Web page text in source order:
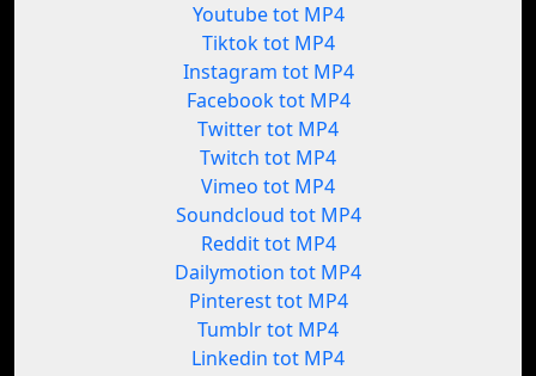
Youtube tot MP4
Tiktok tot MP4
Instagram tot MP4
Facebook tot MP4
Twitter tot MP4
Twitch tot MP4
Vimeo tot MP4
Soundcloud tot MP4
Reddit tot MP4
Dailymotion tot MP4
Pinterest tot MP4
Tumblr tot MP4
Linkedin tot MP4